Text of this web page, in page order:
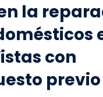
la
con
previo